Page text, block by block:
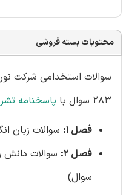
محتویات بسته فروشی
سوالات استخدامی شرکت
283 سوال با
پاسخنامه
فصل 1:
سوالات زبان
فصل 2:
سوال)